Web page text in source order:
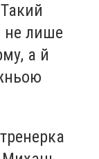
не лише
а й